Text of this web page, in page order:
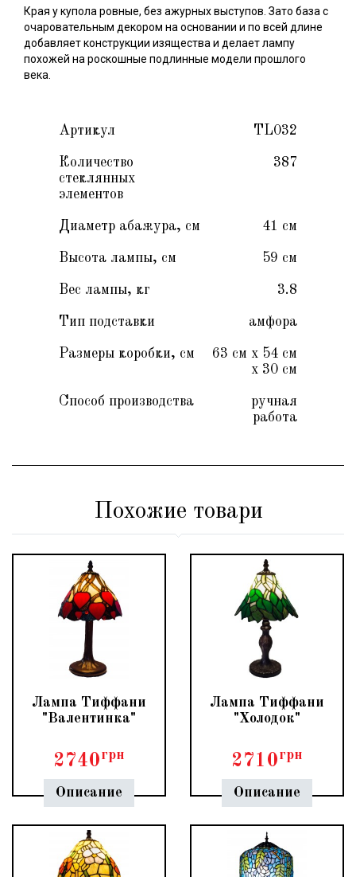
Края у купола ровные, без ажурных выступов. Зато база с
очаровательным декором на основании и по всей длине
добавляет конструкции изящества и делает лампу
похожей на роскошные подлинные модели прошлого
века.
Артикул TL032
Количество
стеклянных
элементов
387
Диаметр абажура, см 41 см
Высота лампы, см 59 см
Вес лампы, кг 3.8
Тип подставки амфора
Размеры коробки, см
63 см х 54 см
х 30 см
Способ производства
ручная
работа
Похожие товари
Лампа Тиффани
"Валентинка"
2740грн
Описание
Лампа Тиффани
"Холодок"
2710грн
Описание